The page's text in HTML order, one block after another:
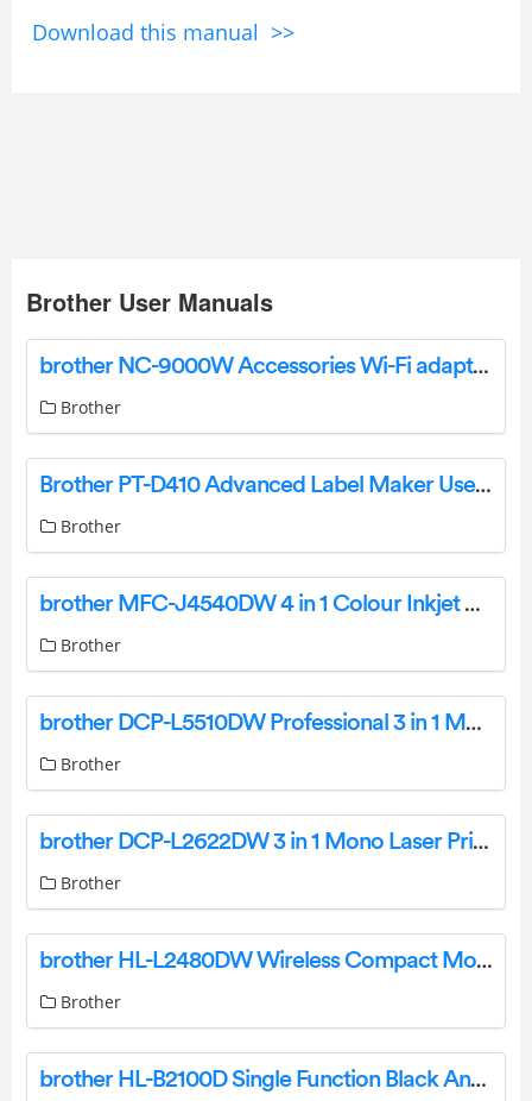
Download this manual >>
Brother User Manuals
brother NC-9000W Accessories Wi-Fi adapter User Manual
Brother
Brother PT-D410 Advanced Label Maker User Manual
Brother
brother MFC-J4540DW 4 in 1 Colour Inkjet Printer User Guide
Brother
brother DCP-L5510DW Professional 3 in 1 Mono Laser Printer User Guide
Brother
brother DCP-L2622DW 3 in 1 Mono Laser Printer User Guide
Brother
brother HL-L2480DW Wireless Compact Monochrome Multi Function Laser Printer Owner’s Manual
Brother
brother HL-B2100D Single Function Black And White Laser Printer User Guide